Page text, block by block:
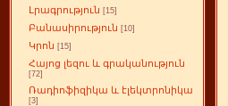
Լրագրություն [15]
Բանասիրություն [10]
Կրոն [15]
Հայոց լեզու և գրականություն
[72]
Ռադիոֆիզիկա և էլեկտրոնիկա
[3]